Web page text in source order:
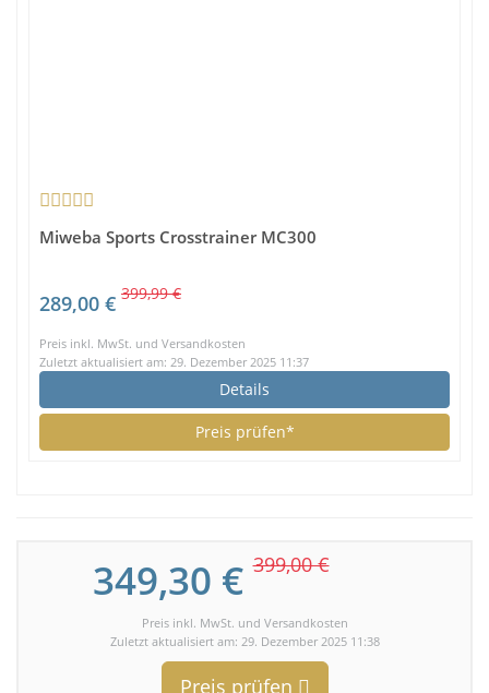
Miweba Sports Crosstrainer MC300
289,00 € 399,99 €
Preis inkl. MwSt. und Versandkosten
Zuletzt aktualisiert am: 29. Dezember 2025 11:37
Details
Preis prüfen*
349,30 €399,00 €
Preis inkl. MwSt. und Versandkosten
Zuletzt aktualisiert am: 29. Dezember 2025 11:38
Preis prüfen